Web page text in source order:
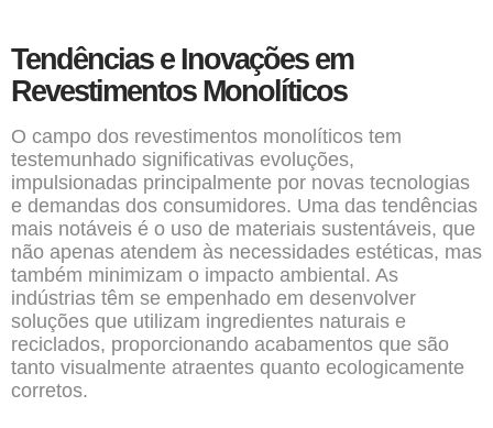
Tendências e Inovações em
Revestimentos Monolíticos
O campo dos revestimentos monolíticos tem
testemunhado significativas evoluções,
impulsionadas principalmente por novas tecnologias
e demandas dos consumidores. Uma das tendências
mais notáveis é o uso de materiais sustentáveis, que
não apenas atendem às necessidades estéticas, mas
também minimizam o impacto ambiental. As
indústrias têm se empenhado em desenvolver
soluções que utilizam ingredientes naturais e
reciclados, proporcionando acabamentos que são
tanto visualmente atraentes quanto ecologicamente
corretos.